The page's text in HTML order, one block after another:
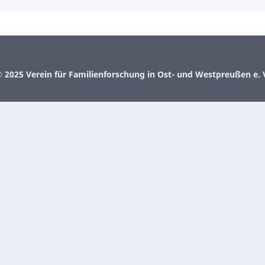
2025 Verein für Familienforschung in Ost- und Westpreußen e.